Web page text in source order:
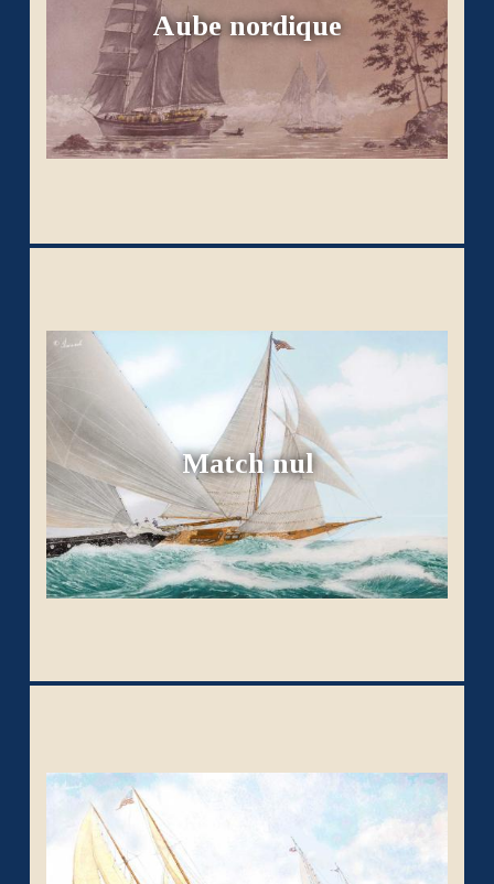
Aube nordique
Match nul